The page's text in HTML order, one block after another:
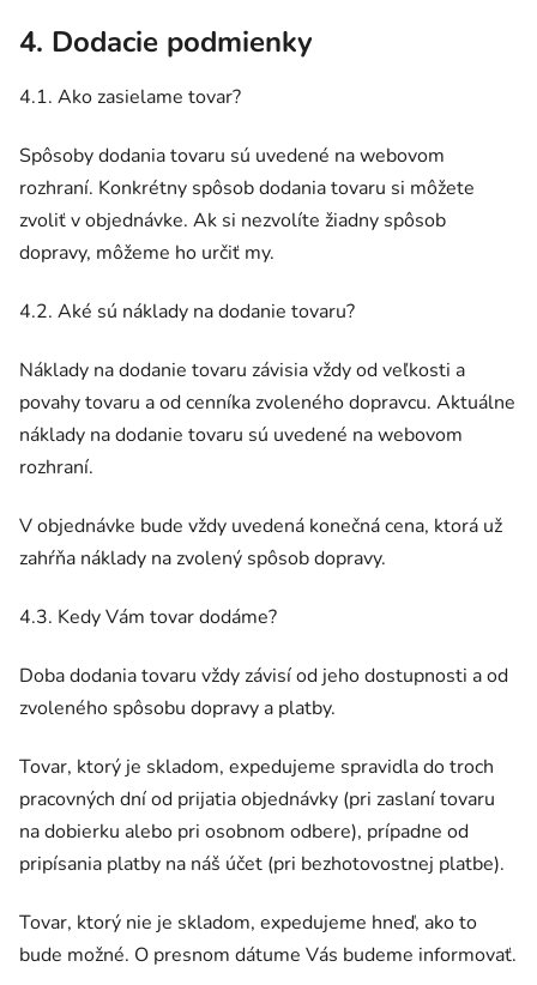
4. Dodacie podmienky
4.1. Ako zasielame tovar?
Spôsoby dodania tovaru sú uvedené na webovom
rozhraní. Konkrétny spôsob dodania tovaru si môžete
zvoliť v objednávke. Ak si nezvolíte žiadny spôsob
dopravy, môžeme ho určiť my.
4.2. Aké sú náklady na dodanie tovaru?
Náklady na dodanie tovaru závisia vždy od veľkosti a
povahy tovaru a od cenníka zvoleného dopravcu. Aktuálne
náklady na dodanie tovaru sú uvedené na webovom
rozhraní.
V objednávke bude vždy uvedená konečná cena, ktorá už
zahŕňa náklady na zvolený spôsob dopravy.
4.3. Kedy Vám tovar dodáme?
Doba dodania tovaru vždy závisí od jeho dostupnosti a od
zvoleného spôsobu dopravy a platby.
Tovar, ktorý je skladom, expedujeme spravidla do troch
pracovných dní od prijatia objednávky (pri zaslaní tovaru
na dobierku alebo pri osobnom odbere), prípadne od
pripísania platby na náš účet (pri bezhotovostnej platbe).
Tovar, ktorý nie je skladom, expedujeme hneď, ako to
bude možné. O presnom dátume Vás budeme informovať.